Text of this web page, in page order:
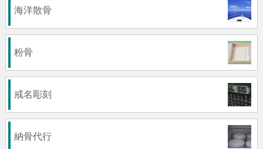
海洋散骨
粉骨
戒名彫刻
納骨代行